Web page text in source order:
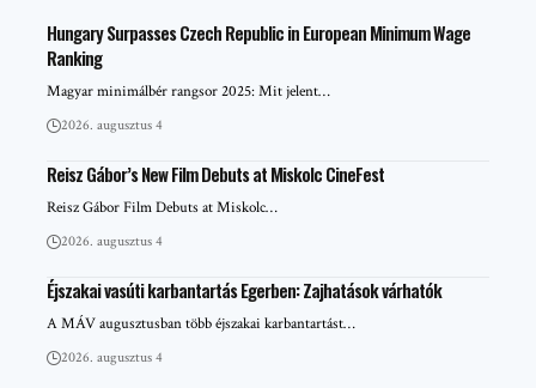
Hungary Surpasses Czech Republic in European Minimum Wage
Ranking
Magyar minimálbér rangsor 2025: Mit jelent…
2026. augusztus 4
Reisz Gábor’s New Film Debuts at Miskolc CineFest
Reisz Gábor Film Debuts at Miskolc…
2026. augusztus 4
Éjszakai vasúti karbantartás Egerben: Zajhatások várhatók
A MÁV augusztusban több éjszakai karbantartást…
2026. augusztus 4